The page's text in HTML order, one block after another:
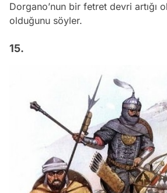
Dorgano’nun bir fetret devri artığı
olduğunu söyler.
15.